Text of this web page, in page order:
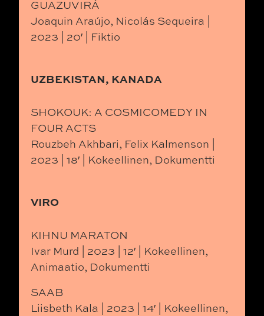
GUAZUVIRÁ
Joaquin Araújo, Nicolás Sequeira |
2023 | 20′ | Fiktio
UZBEKISTAN, KANADA
SHOKOUK: A COSMICOMEDY IN
FOUR ACTS
Rouzbeh Akhbari, Felix Kalmenson |
2023 | 18′ | Kokeellinen, Dokumentti
VIRO
KIHNU MARATON
Ivar Murd | 2023 | 12′ | Kokeellinen,
Animaatio, Dokumentti
SAAB
Liisbeth Kala | 2023 | 14′ | Kokeellinen,